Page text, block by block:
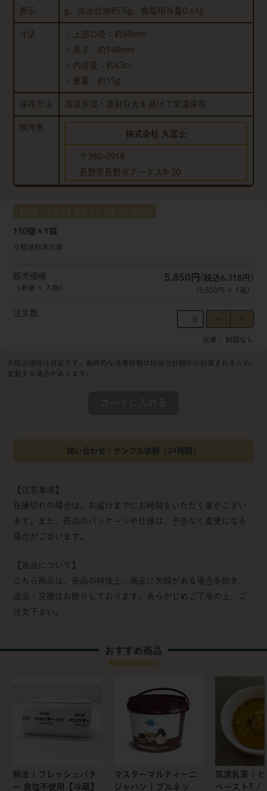
表示
g、炭水化物85.5g、食塩相当量0.61g
寸法
・上部口径：約58mm
・高さ：約140mm
・内容量：約63cc
・重量：約15g
保存方法 高温多湿・直射日光を避けて常温保存
販売者
株式会社 丸冨士
〒380-0918
長野県長野市アークス8-20
150個×1箱
軽減税率対象
販売価格
（単価 × 入数）
5,850円 (税込6,318円)
（ 5,850円 × 1 箱 ）
注文数
在庫 制限なし
※税込価格は目安です。最終的な消費税額は税抜合計額から計算されるため、
変動する場合があります。
問い合わせ・サンプル依頼（24時間）
【注意事項】
在庫切れの場合は、お届けまでにお時間をいただく事がござい
ます。また、商品のパッケージや仕様は、予告なく変更になる
場合がございます。
【返品について】
こちら商品は、商品の特性上、商品に欠陥がある場合を除き、
返品・交換はお断りしております。あらかじめご了承の上、ご
注文下さい。
おすすめ商品
Recommended
明治 | フレッシュバタ
ー 食塩不使用【冷蔵】
マスターマルティーニ
ジャパン | ブルネッ
筑波乳業 |
ペーストT /